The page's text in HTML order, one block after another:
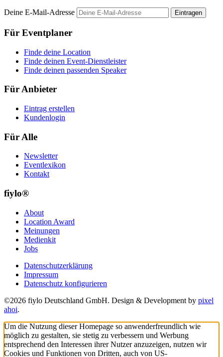
Deine E-Mail-Adresse Eintragen
Für Eventplaner
Finde deine Location
Finde deinen Event-Dienstleister
Finde deinen passenden Speaker
Für Anbieter
Eintrag erstellen
Kundenlogin
Für Alle
Newsletter
Eventlexikon
Kontakt
fiylo®
About
Location Award
Meinungen
Medienkit
Jobs
Datenschutzerklärung
Impressum
Datenschutz konfigurieren
©2026 fiylo Deutschland GmbH. Design & Development by pixel
ahoi.
Um die Nutzung dieser Homepage so anwenderfreundlich wie
möglich zu gestalten, sie stetig zu verbessern und Werbung
entsprechend den Interessen ihrer Nutzer anzuzeigen, nutzen wir
Cookies und Funktionen von Dritten, auch von US-